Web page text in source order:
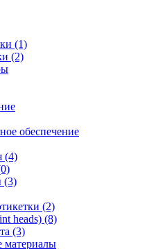
(1)
(2)
обеспечение
(4)
(3)
(2)
heads) (8)
(3)
материалы